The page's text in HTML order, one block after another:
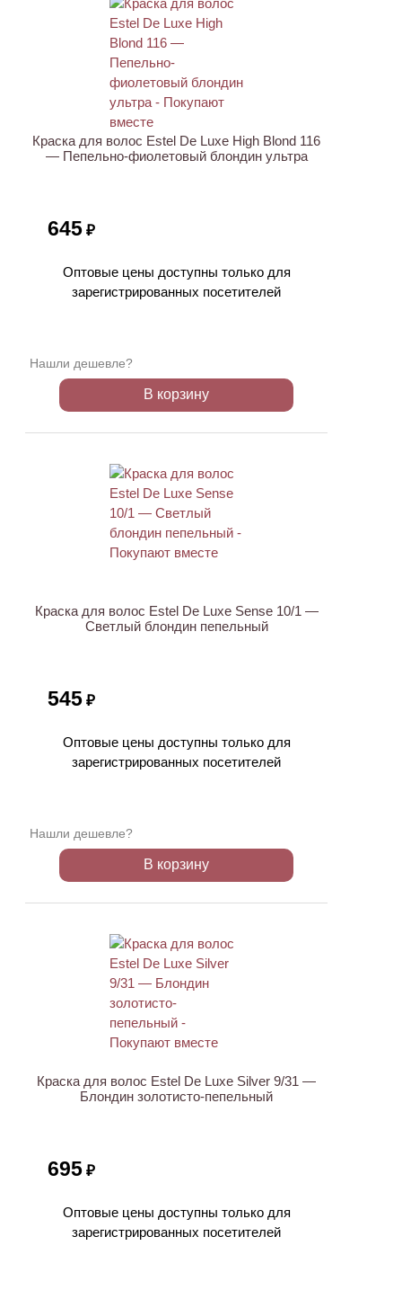
Краска для волос Estel De Luxe High Blond 116
— Пепельно-фиолетовый блондин ультра
645 ₽
Оптовые цены доступны только для
зарегистрированных посетителей
Нашли дешевле?
В корзину
Краска для волос Estel De Luxe Sense 10/1 —
Светлый блондин пепельный
545 ₽
Оптовые цены доступны только для
зарегистрированных посетителей
Нашли дешевле?
В корзину
Краска для волос Estel De Luxe Silver 9/31 —
Блондин золотисто-пепельный
695 ₽
Оптовые цены доступны только для
зарегистрированных посетителей